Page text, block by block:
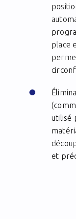
place
utilisé
et